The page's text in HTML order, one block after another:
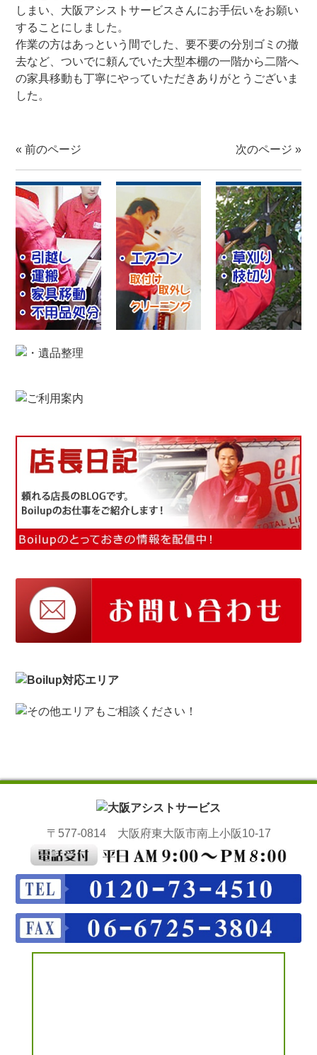
しまい、大阪アシストサービスさんにお手伝いをお願い
することにしました。
作業の方はあっという間でした、要不要の分別ゴミの撤
去など、ついでに頼んでいた大型本棚の一階から二階へ
の家具移動も丁寧にやっていただきありがとうございま
した。
«前のページ 次のページ »
〒577-0814 大阪府東大阪市南上小阪10-17